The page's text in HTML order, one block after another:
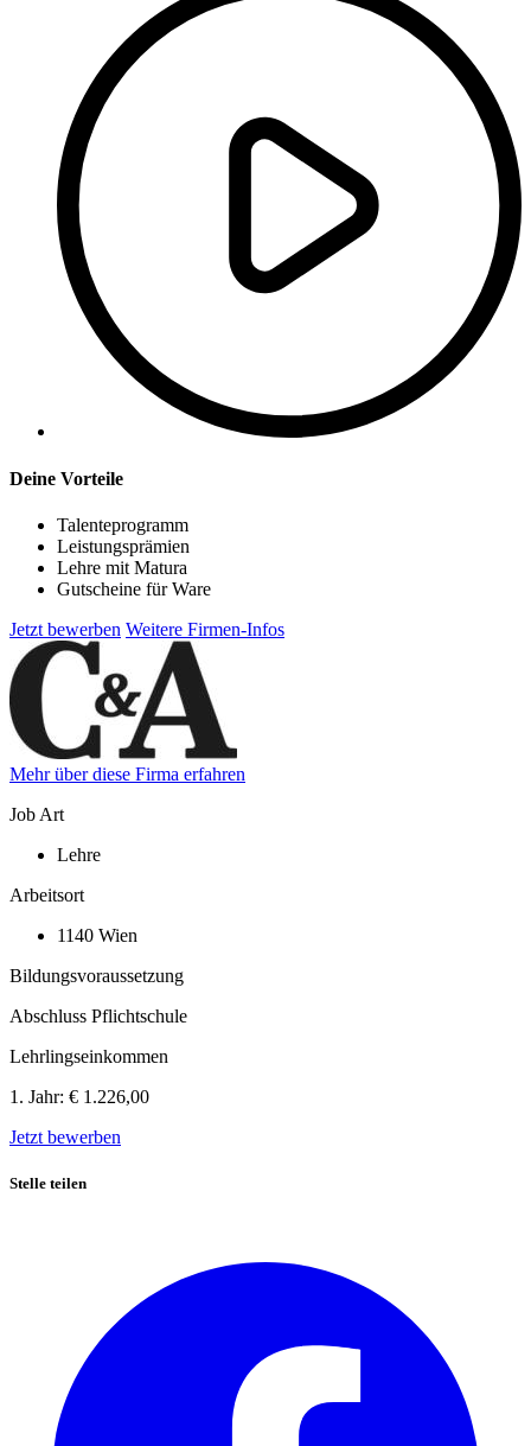
Deine Vorteile
Talenteprogramm
Leistungsprämien
Lehre mit Matura
Gutscheine für Ware
Jetzt bewerben Weitere Firmen-Infos
Mehr über diese Firma erfahren
Job Art
Lehre
Arbeitsort
1140 Wien
Bildungsvoraussetzung
Abschluss Pflichtschule
Lehrlingseinkommen
1. Jahr: € 1.226,00
Jetzt bewerben
Stelle teilen